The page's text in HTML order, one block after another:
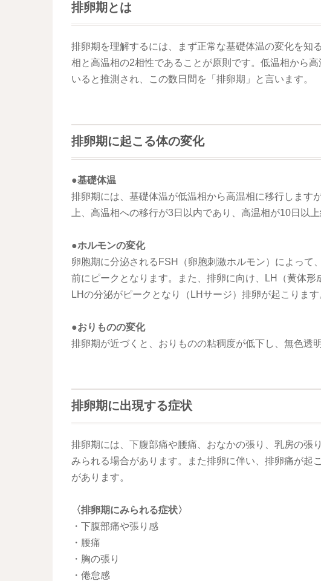
排卵期とは
排卵期を理解するには、まず正常な基礎体温の変化を知
相と高温相の2相性であることが原則です。低温相から
いると推測され、この数日間を「排卵期」と言います。
排卵期に起こる体の変化
●基礎体温
排卵期には、基礎体温が低温相から高温相に移行します
上、高温相への移行が3日以内であり、高温相が10日以
●ホルモンの変化
卵胞期に分泌されるFSH（卵胞刺激ホルモン）によって
前にピークとなります。また、排卵に向け、LH（黄体
LHの分泌がピークとなり（LHサージ）排卵が起こります
●おりものの変化
排卵期が近づくと、おりものの粘稠度が低下し、無色透
排卵期に出現する症状
排卵期には、下腹部痛や腰痛、おなかの張り、乳房の張
みられる場合があります。また排卵に伴い、排卵痛が起
があります。
〈排卵期にみられる症状〉
・下腹部痛や張り感
・腰痛
・胸の張り
・倦怠感